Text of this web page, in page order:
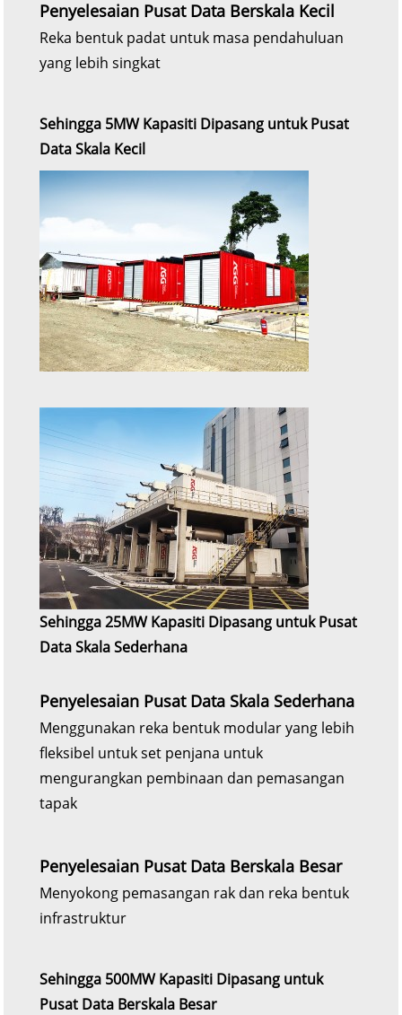
Penyelesaian Pusat Data Berskala Kecil
Reka bentuk padat untuk masa pendahuluan
yang lebih singkat
Sehingga 5MW Kapasiti Dipasang untuk Pusat
Data Skala Kecil
Sehingga 25MW Kapasiti Dipasang untuk Pusat
Data Skala Sederhana
Penyelesaian Pusat Data Skala Sederhana
Menggunakan reka bentuk modular yang lebih
fleksibel untuk set penjana untuk
mengurangkan pembinaan dan pemasangan
tapak
Penyelesaian Pusat Data Berskala Besar
Menyokong pemasangan rak dan reka bentuk
infrastruktur
Sehingga 500MW Kapasiti Dipasang untuk
Pusat Data Berskala Besar